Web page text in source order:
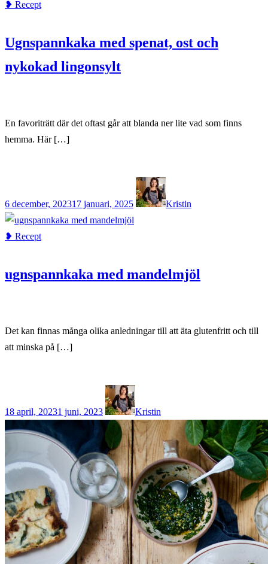
❥ Recept
Ugnspannkaka med spenat, ost och
nykokad lingonsylt
En favoriträtt där det oftast går att blanda ner lite vad som finns
hemma. Här […]
6 december, 202317 januari, 2025 Kristin
❥ Recept
ugnspannkaka med mandelmjöl
Det kan finnas många olika anledningar till att äta glutenfritt och till
att minska på […]
18 april, 20231 juni, 2023 Kristin